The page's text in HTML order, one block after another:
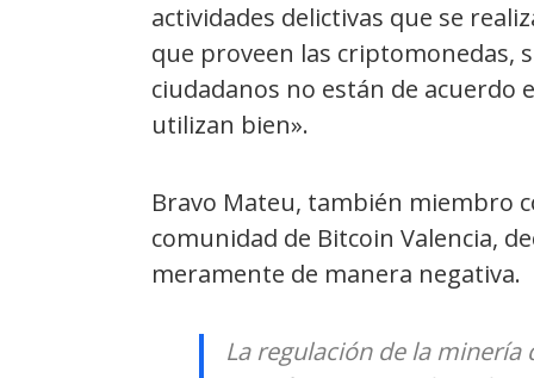
actividades delictivas que se
que proveen las criptomonedas,
ciudadanos no están de acuerdo
utilizan bien».
Bravo Mateu, también miembro
comunidad de Bitcoin Valencia,
meramente de manera negativa.
La regulación de la